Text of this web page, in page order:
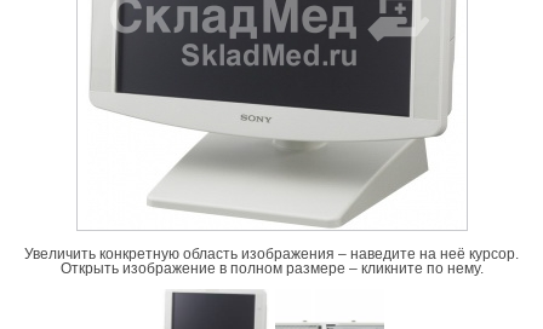
Увеличить конкретную область изображения – наведите на неё курсор.
Открыть изображение в полном размере – кликните по нему.